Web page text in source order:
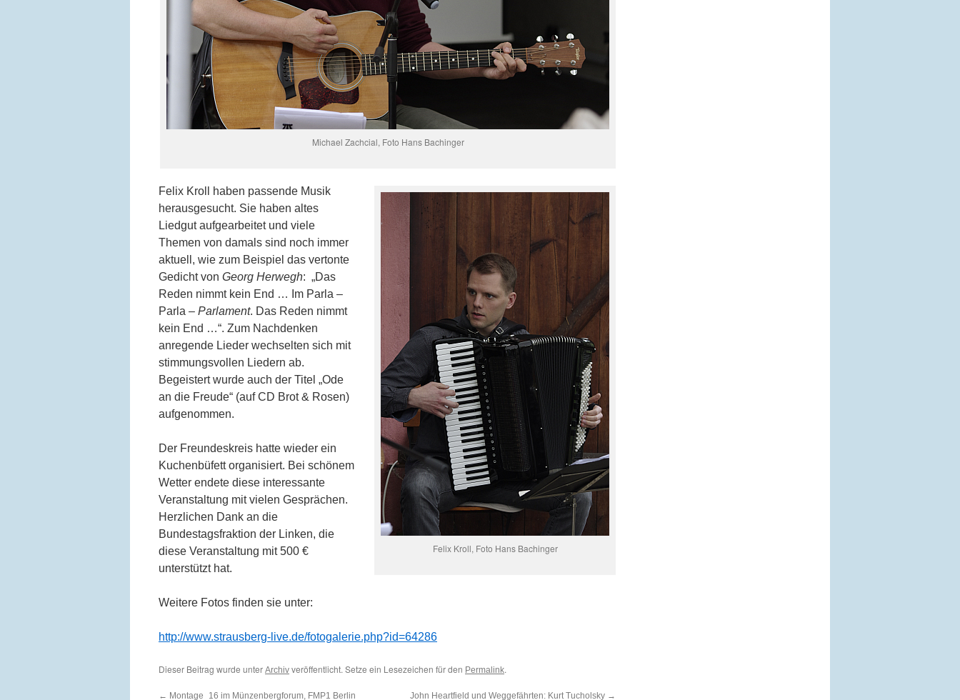
Michael Zachcial, Foto Hans Bachinger
Felix Kroll, Foto Hans Bachinger
Felix Kroll haben passende Musik
herausgesucht. Sie haben altes
Liedgut aufgearbeitet und viele
Themen von damals sind noch immer
aktuell, wie zum Beispiel das vertonte
Gedicht von Georg Herwegh: „Das
Reden nimmt kein End … Im Parla –
Parla – Parlament. Das Reden nimmt
kein End …“. Zum Nachdenken
anregende Lieder wechselten sich mit
stimmungsvollen Liedern ab.
Begeistert wurde auch der Titel „Ode
an die Freude“ (auf CD Brot & Rosen)
aufgenommen.
Der Freundeskreis hatte wieder ein
Kuchenbüfett organisiert. Bei schönem
Wetter endete diese interessante
Veranstaltung mit vielen Gesprächen.
Herzlichen Dank an die
Bundestagsfraktion der Linken, die
diese Veranstaltung mit 500 €
unterstützt hat.
Weitere Fotos finden sie unter:
http://www.strausberg-live.de/fotogalerie.php?id=64286
Dieser Beitrag wurde unter Archiv veröffentlicht. Setze ein Lesezeichen für den Permalink.
← Montage_16 im Münzenbergforum, FMP1 Berlin John Heartfield und Weggefährten: Kurt Tucholsky →